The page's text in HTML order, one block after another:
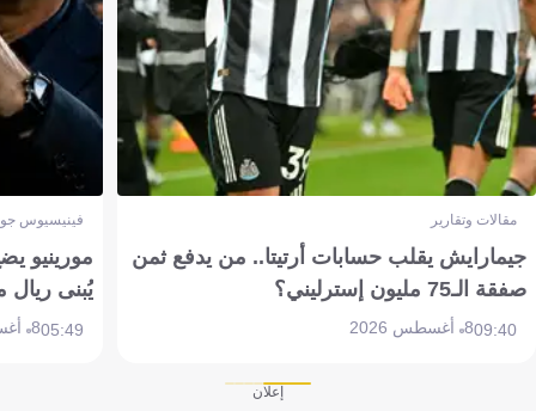
مقالات وتقارير
جيمارايش يقلب حسابات أرتيتا.. من يدفع ثمن
صفقة الـ75 مليون إسترليني؟
09:408 أغسطس 2026
فينيسيوس
مورينيو
يُبنى ريال
05:498 أغسطس 2026
إعلان